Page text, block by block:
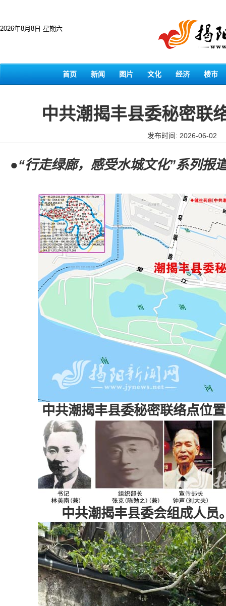
2026年8月8日 星期六
首页 新闻 图片 文化 经济 楼市
中共潮揭丰县委秘密联
发布时间: 2026-06-02
●“行走绿廊，感受水城文化”系列报
中共潮揭丰县委秘密联络点位
中共潮揭丰县委会组成人员